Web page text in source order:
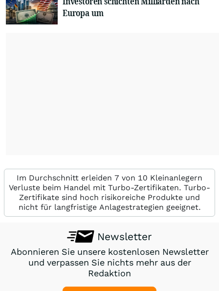
Europa um
Im Durchschnitt erleiden 7 von 10 Kleinanlegern
Verluste beim Handel mit Turbo-Zertifikaten. Turbo-
Zertifikate sind hoch risikoreiche Produkte und
nicht für langfristige Anlagestrategien geeignet.
Newsletter
Abonnieren Sie unsere kostenlosen Newsletter
und verpassen Sie nichts mehr aus der
Redaktion